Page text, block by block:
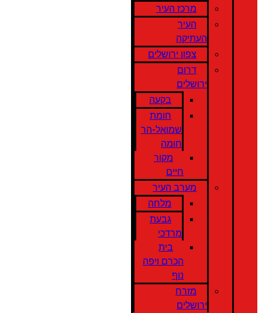
מרכז העיר
העיר
העתיקה
צפון ירושלים
דרום
ירושלים
בקעה
חומת
שמואל-הר
חומה
מקור
חיים
מערב העיר
מלחה
גבעת
מרדכי
בית
הכרם ויפה
נוף
מזרח
ירושלים